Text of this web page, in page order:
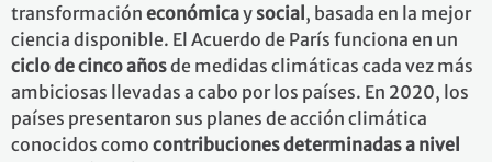
transformación económicay social, basada en la mejor
ciencia disponible. El Acuerdo de París funciona en un
ciclo decinco añosde medidas climáticas cada vez más
ambiciosas llevadas a cabo por los países. En 2020, los
países presentaron sus planes de acción climática
conocidos como contribuciones determinadas a nivel